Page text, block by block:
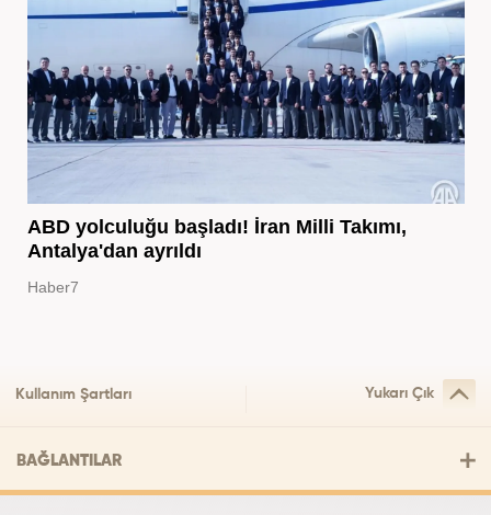
ABD yolculuğu başladı! İran Milli Takımı,
Antalya'dan ayrıldı
Haber7
Kullanım Şartları Yukarı Çık
BAĞLANTILAR